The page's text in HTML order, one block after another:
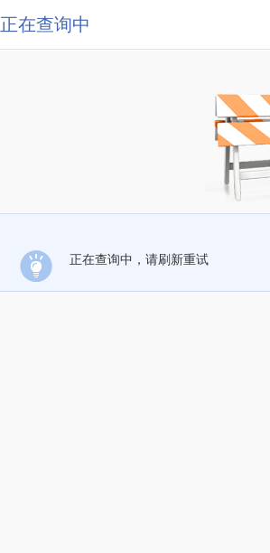
正在查询中
正在查询中，请刷新重试